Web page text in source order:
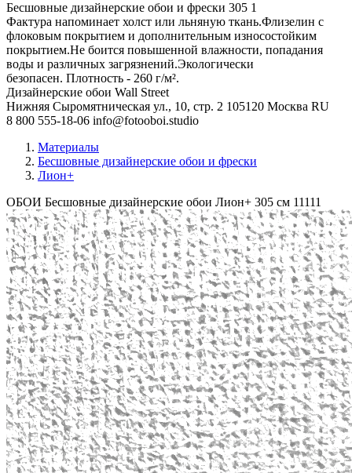
Бесшовные дизайнерские обои и фрески 305 1
Фактура напоминает холст или льняную ткань.Флизелин с
флоковым покрытием и дополнительным износостойким
покрытием.Не боится повышенной влажности, попадания
воды и различных загрязнений.Экологически
безопасен. Плотность - 260 г/м².
Дизайнерские обои Wall Street
Нижняя Сыромятническая ул., 10, стр. 2 105120 Москва RU
8 800 555-18-06 info@fotooboi.studio
Материалы
Бесшовные дизайнерские обои и фрески
Лион+
ОБОИ Бесшовные дизайнерские обои Лион+ 305 см 11111